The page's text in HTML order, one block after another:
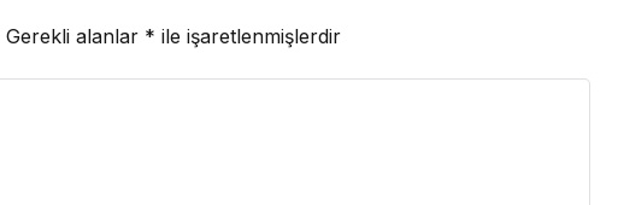
Gerekli alanlar * ile işaretlenmişlerdir